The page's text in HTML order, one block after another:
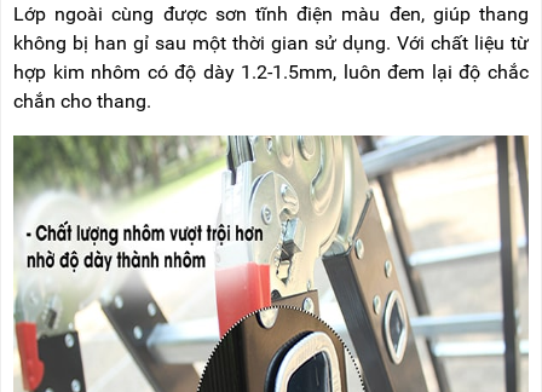
Lớp ngoài cùng được sơn tĩnh điện màu đen, giúp thang
không bị han gỉ sau một thời gian sử dụng. Với chất liệu từ
hợp kim nhôm có độ dày 1.2-1.5mm, luôn đem lại độ chắc
chắn cho thang.